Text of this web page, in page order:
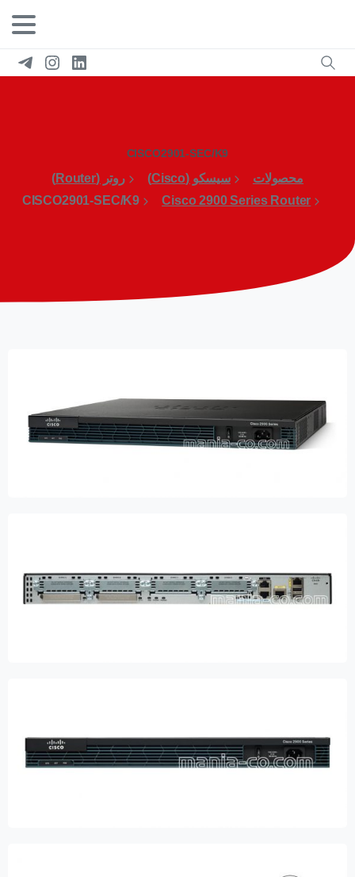
CISCO2901-SEC/K9
محصولات سیسکو (Cisco)
روتر (Router)
Cisco 2900 Series Router
CISCO2901-SEC/K9